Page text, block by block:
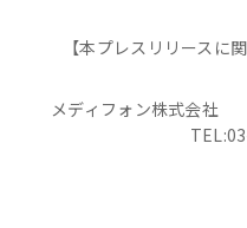
【本プレスリリースに
メディフォン株式会